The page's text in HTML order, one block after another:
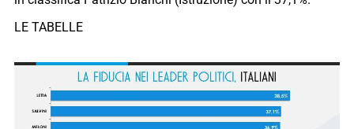
LE TABELLE